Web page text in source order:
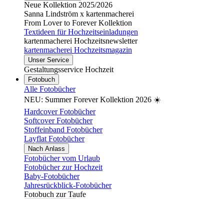
Neue Kollektion 2025/2026
Sanna Lindström x kartenmacherei
From Lover to Forever Kollektion
Textideen für Hochzeitseinladungen
kartenmacherei Hochzeitsnewsletter
kartenmacherei Hochzeitsmagazin
Unser Service
Gestaltungsservice Hochzeit
Fotobuch
Alle Fotobücher
NEU: Summer Forever Kollektion 2026 ☀️
Hardcover Fotobücher
Softcover Fotobücher
Stoffeinband Fotobücher
Layflat Fotobücher
Nach Anlass
Fotobücher vom Urlaub
Fotobücher zur Hochzeit
Baby-Fotobücher
Jahresrückblick-Fotobücher
Fotobuch zur Taufe